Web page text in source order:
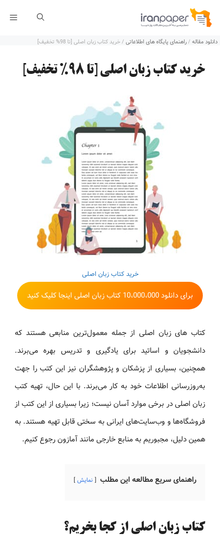
پرش
محتوا
دانلود مقاله /راهنمای پایگاه های اطلاعاتی /خرید کتاب زبان اصلی [تا 98% تخفیف]
خرید کتاب زبان اصلی [تا 98% تخفیف]
خرید کتاب زبان اصلی
برای دانلود 10،000،000 کتاب زبان اصلی اینجا کلیک کنید
کتاب های زبان اصلی از جمله معمول‌ترین منابعی هستند که
دانشجویان و اساتید برای یادگیری و تدریس بهره می‌برند.
همچنین، بسیاری از پزشکان و پژوهشگران نیز این کتب را جهت
به‌روزرسانی اطلاعات خود به کار می‌برند. با این حال، تهیه کتب
زبان اصلی در برخی موارد آسان نیست؛ زیرا بسیاری از این کتب از
فروشگاه‌ها و وب‌سایت‌های ایرانی به سختی قابل تهیه هستند. به
همین دلیل، مجبوریم به منابع خارجی مانند آمازون رجوع کنیم.
راهنمای سریع مطالعه این مطلب نمایش
کتاب زبان اصلی از کجا بخریم؟